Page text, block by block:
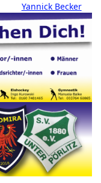
Yannick Becker